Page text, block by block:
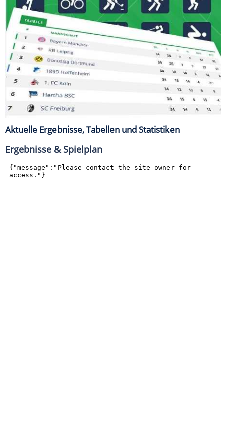
Aktuelle Ergebnisse, Tabellen und Statistiken
Ergebnisse & Spielplan